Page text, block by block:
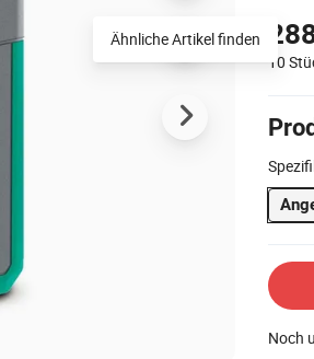
10
Noch
Ähnliche Artikel finden